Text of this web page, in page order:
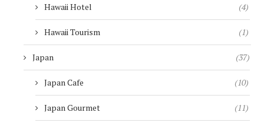
Hawaii Hotel (4)
Hawaii Tourism (1)
Japan (37)
Japan Cafe (10)
Japan Gourmet (11)